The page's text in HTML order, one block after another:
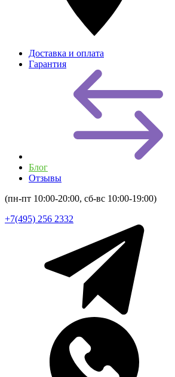
Доставка и оплата
Гарантия
Блог
Отзывы
(пн-пт 10:00-20:00, сб-вс 10:00-19:00)
+7(495) 256 2332